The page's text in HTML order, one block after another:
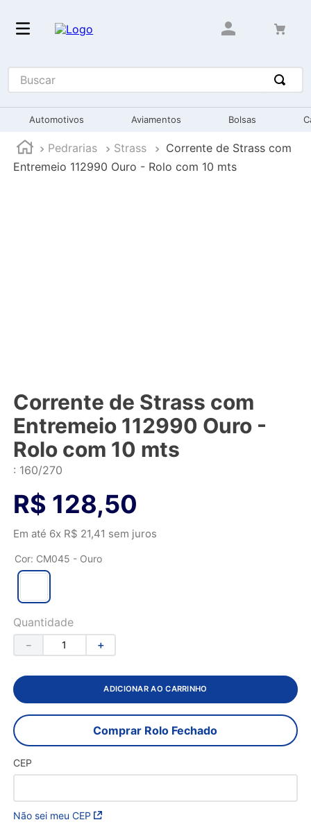
Buscar
Automotivos Aviamentos Bolsas
Pedrarias Strass
Corrente de Strass com
Entremeio 112990 Ouro - Rolo com 10 mts
Corrente de Strass com
Entremeio 112990 Ouro -
Rolo com 10 mts
: 160/270
R$ 128,50
Em até 6x R$ 21,41 sem juros
Cor: CM045 - Ouro
Quantidade
＋
－
ADICIONAR AO CARRINHO
Comprar Rolo Fechado
CEP
Não sei meu CEP